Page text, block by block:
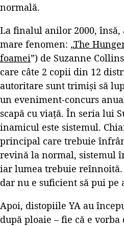
normală.
La finalul anilor 2000,
mare fenomen: „The
foamei”) de Suzanne
care câte 2 copii din 12
autoritare sunt trimiși să
un eveniment-concurs
scapă cu viață. În seria lui
inamicul este sistemul.
principal care trebuie
revină la normal, sistemul
iar lumea trebuie
dar nu e suficient să pui
Apoi, distopiile YA au
după ploaie – fie că e